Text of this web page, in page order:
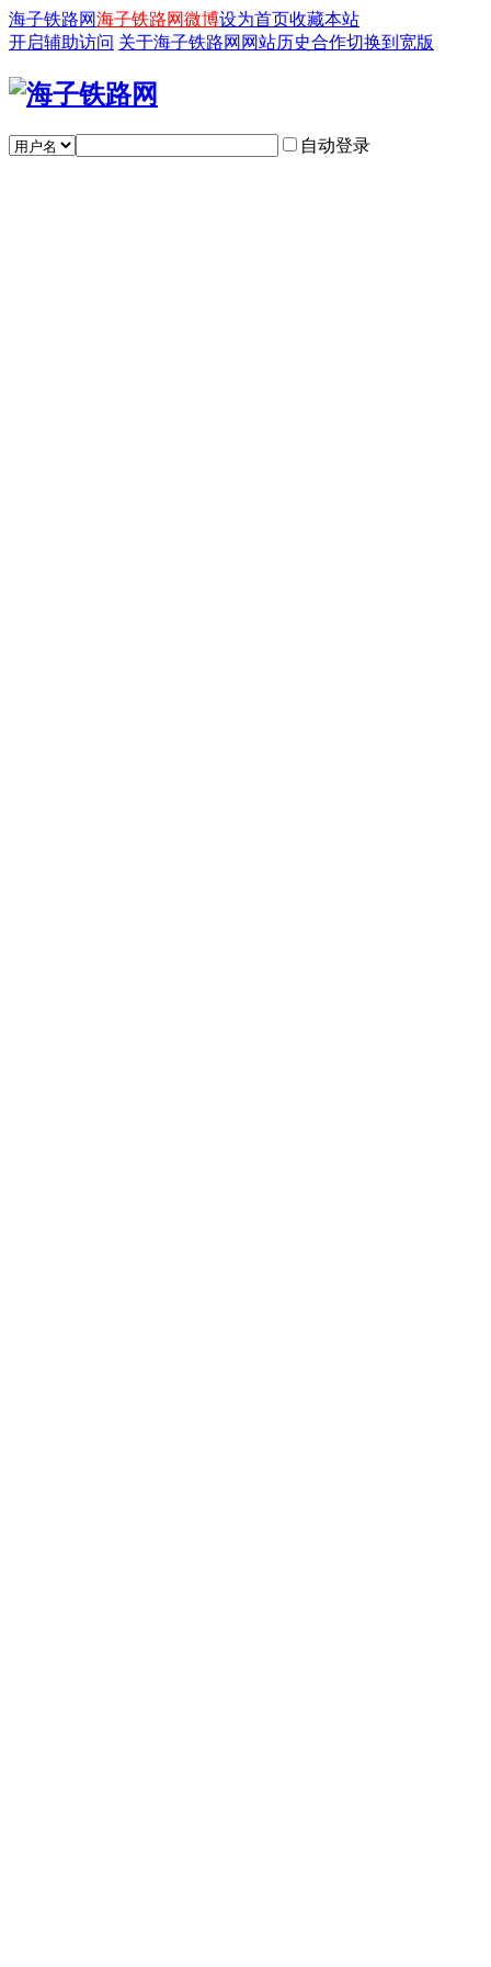
海子铁路网海子铁路网微博设为首页收藏本站
开启辅助访问 关于海子铁路网 网站历史合作切换到宽版
自动登录